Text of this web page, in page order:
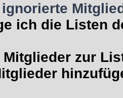
ich die Listen
zur